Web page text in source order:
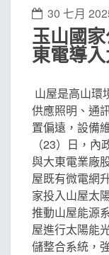
30 七月
玉山國
東電導
山屋是高山環
供應照明、通
置偏遠，設備
（23）日，
與大東電業廠
屋既有微電網
家投入山屋太
推動山屋能源
屋進行太陽能
儲整合系統，